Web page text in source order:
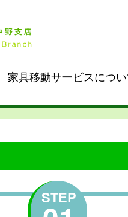
家具移動サービスについ
STEP